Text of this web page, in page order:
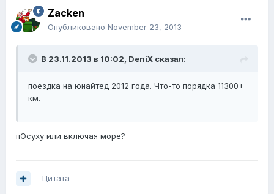
Zacken
Опубликовано November 23, 2013
В 23.11.2013 в 10:02, DeniX сказал:
поездка на юнайтед 2012 года. Что-то порядка 11300+
км.
пОсуху или включая море?
Цитата